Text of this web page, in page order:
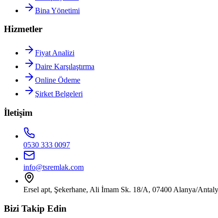
Bina Yönetimi
Hizmetler
Fiyat Analizi
Daire Karşılaştırma
Online Ödeme
Şirket Belgeleri
İletişim
0530 333 0097
info@tsremlak.com
Ersel apt, Şekerhane, Ali İmam Sk. 18/A, 07400 Alanya/
Bizi Takip Edin